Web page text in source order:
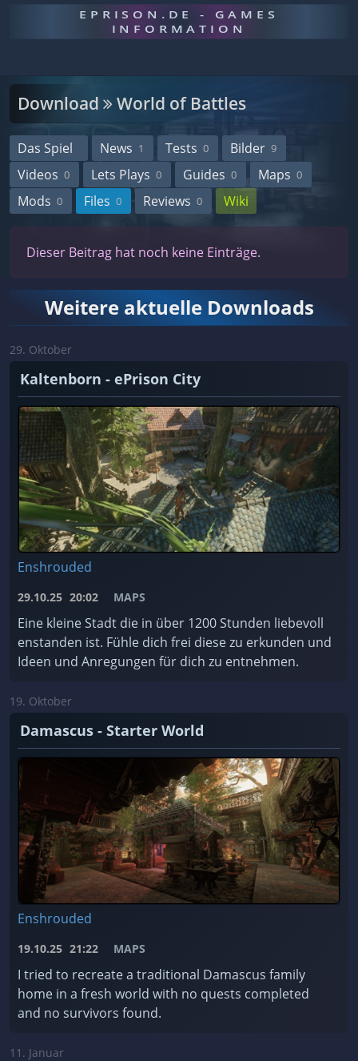
EPRISON.DE - GAMES
INFORMATION
Download World of Battles
Das Spiel News 1 Tests 0 Bilder 9
Videos 0 Lets Plays 0 Guides 0 Maps 0
Mods 0 Files 0 Reviews 0 Wiki
Dieser Beitrag hat noch keine Einträge.
Weitere aktuelle Downloads
29. Oktober
Kaltenborn - ePrison City
Enshrouded
29.10.25 20:02 MAPS
Eine kleine Stadt die in über 1200 Stunden liebevoll
enstanden ist. Fühle dich frei diese zu erkunden und
Ideen und Anregungen für dich zu entnehmen.
19. Oktober
Damascus - Starter World
Enshrouded
19.10.25 21:22 MAPS
I tried to recreate a traditional Damascus family
home in a fresh world with no quests completed
and no survivors found.
11. Januar